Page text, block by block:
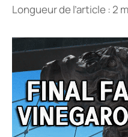
Longueur de l’article : 2